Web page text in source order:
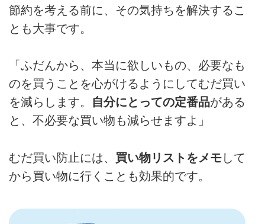
節約を考える前に、その気持ちを解決するこ
とも大事です。
「ふだんから、本当に欲しいもの、必要なも
のを買うことを心がけるようにしてむだ買い
を減らします。 自分にとっての定番品がある
と、不必要な買い物も減らせますよ」
むだ買い防止には、 買い物リストをメモして
から買い物に行くことも効果的です。